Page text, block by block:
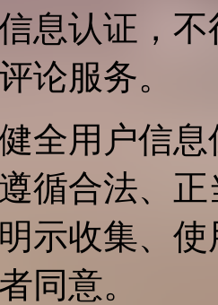
息认证，
论服务。
健全用户信
循合法、
示收集、
同意。